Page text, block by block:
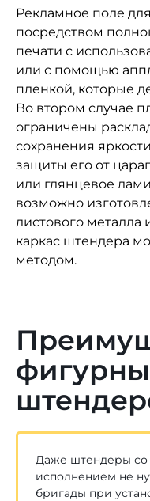
Рекламное поле
посредством
печати с
или с помощью
пленкой, которые
Во втором случае
ограничены
сохранения
защиты его от
или глянцевое
возможно
листового металла
каркас штендера
методом.
Даже штендеры
исполнением не
бригады при